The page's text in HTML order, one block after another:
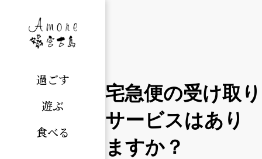
過ごす
遊ぶ
食べる
宅急便の受け取り
サービスはあり
ますか？